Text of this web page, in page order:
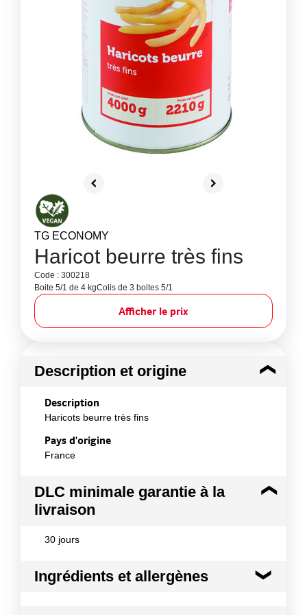
TG ECONOMY
Haricot beurre très fins
Code : 300218
Boite 5/1 de 4 kgColis de 3 boites 5/1
Afficher le prix
Description et origine
Description
Haricots beurre très fins
Pays d'origine
France
DLC minimale garantie à la
livraison
30 jours
Ingrédients et allergènes